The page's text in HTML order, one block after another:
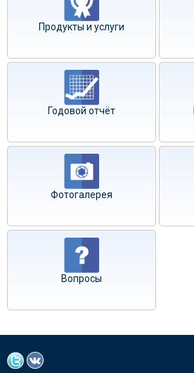
Продукты и услуги
Годовой отчёт
Фотогалерея
Вопросы